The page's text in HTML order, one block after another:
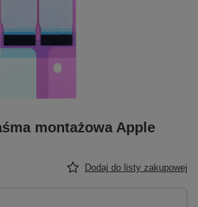
montażowa Apple
Dodaj do listy zakupowej